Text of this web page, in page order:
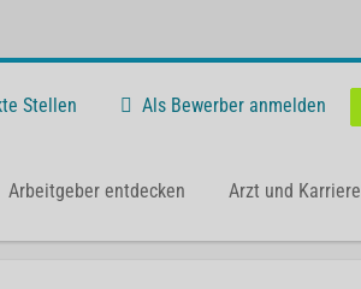
Stellen Als Bewerber anmelden
Arbeitgeber entdecken Arzt und Karriere